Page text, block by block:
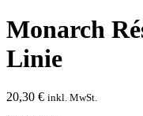
Monarch
Linie
20,30 € inkl. MwSt.